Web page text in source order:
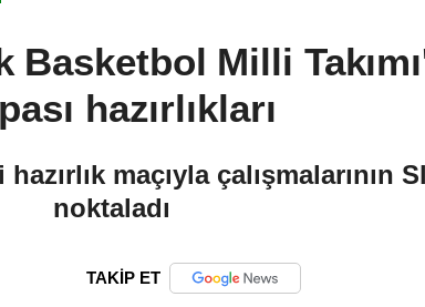
Basketbol Milli
hazırlıkları
maçıyla çalışmalarının
noktaladı
TAKİP ET